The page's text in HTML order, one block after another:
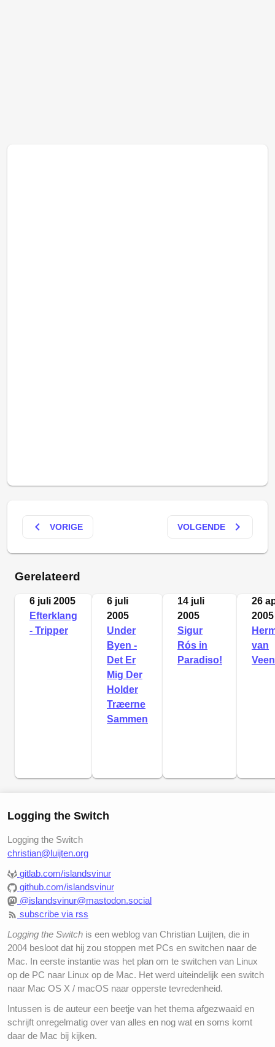
keyboard_arrow_left VORIGE VOLGENDE keyboard_arrow_right
Gerelateerd
6 juli 2005
Efterklang
- Tripper
6 juli
2005
Under
Byen -
Det Er
Mig Der
Holder
Træerne
Sammen
14 juli
2005
Sigur
Rós in
Paradiso!
26
2005
van
Veen
Logging the Switch
Logging the Switch
christian@luijten.org
gitlab.com/islandsvinur
github.com/islandsvinur
@islandsvinur@mastodon.social
subscribe via rss
Logging the Switch is een weblog van Christian Luijten, die in
2004 besloot dat hij zou stoppen met PCs en switchen naar de
Mac. In eerste instantie was het plan om te switchen van Linux
op de PC naar Linux op de Mac. Het werd uiteindelijk een switch
naar Mac OS X / macOS naar opperste tevredenheid.
Intussen is de auteur een beetje van het thema afgezwaaid en
schrijft onregelmatig over van alles en nog wat en soms komt
daar de Mac bij kijken.